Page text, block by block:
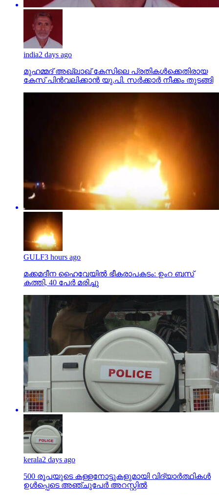
india2 days ago
മുഹമ്മദ് അഖ്‌ലാഖ് കേസിലെ പ്രതികള്‍ക്കെതിരായ
കേസ് പിന്‍വലിക്കാന്‍ യു.പി. സര്‍ക്കാര്‍ നീക്കം തുടങ്ങി
GULF3 hours ago
മക്കമദീന ഹൈവേയില്‍ ഭീകരാപകടം: ഉംറ ബസ്
കത്തി, 40 പേര്‍ മരിച്ചു
kerala2 days ago
500 രൂപയുടെ കള്ളനോട്ടുകളുമായി വിദ്യാര്‍ത്ഥികള്‍
ഉള്‍പ്പെടെ അഞ്ചുപേര്‍ അറസ്റ്റില്‍